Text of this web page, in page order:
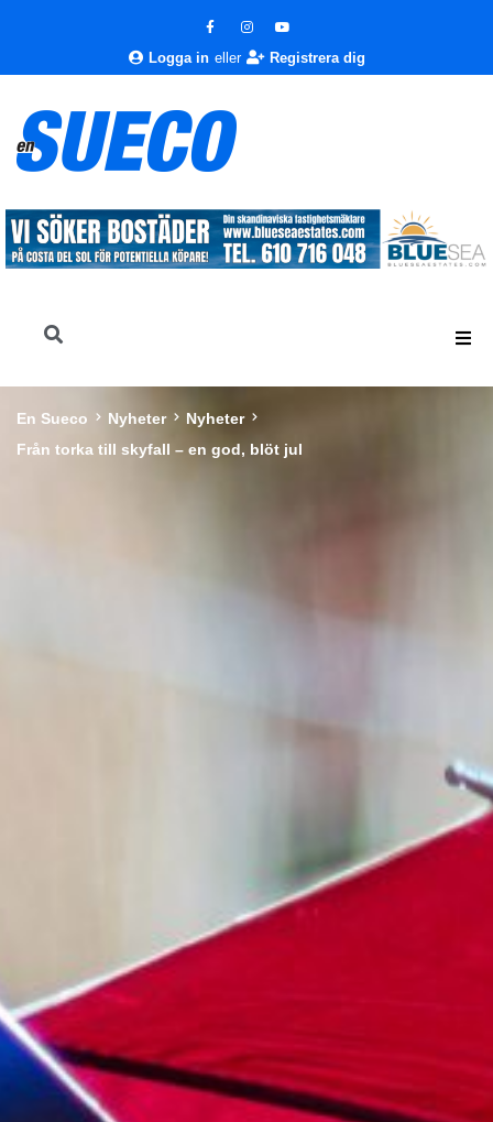
Logga in eller Registrera dig
En Sueco Nyheter
Nyheter
Från torka till skyfall – en god, blöt jul